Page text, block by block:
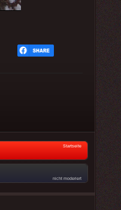
Startseite
nicht moderiert